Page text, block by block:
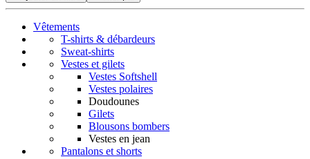
Vêtements
T-shirts & débardeurs
Sweat-shirts
Vestes et gilets
Vestes Softshell
Vestes polaires
Doudounes
Gilets
Blousons bombers
Vestes en jean
Pantalons et shorts